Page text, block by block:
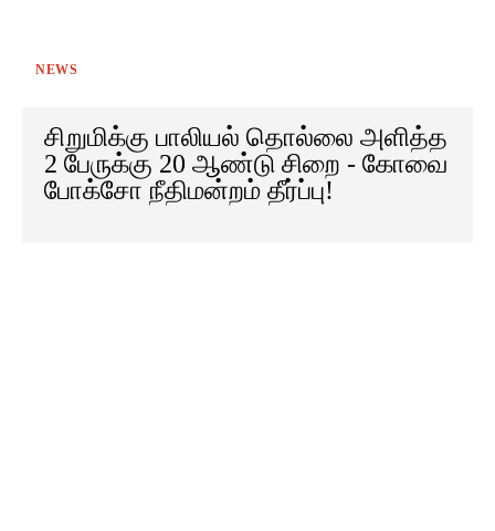
NEWS
சிறுமிக்கு பாலியல் தொல்லை அளித்த
2 பேருக்கு 20 ஆண்டு சிறை - கோவை
போக்சோ நீதிமன்றம் தீர்ப்பு!